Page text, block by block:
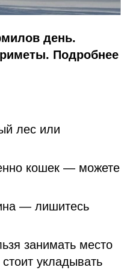
день.
Подробнее
лес или
кошек — можете
— лишитесь
занимать место
укладывать